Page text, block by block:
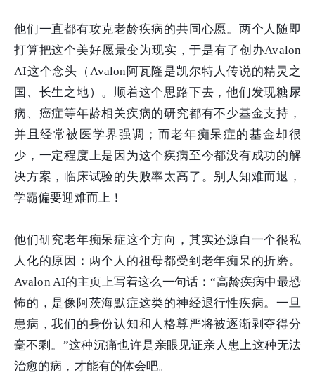
他们一直都有攻克老龄疾病的共同心愿。两个人随即
打算把这个美好愿景变为现实，于是有了创办Avalon
AI这个念头（Avalon阿瓦隆是凯尔特人传说的精灵之
国、长生之地）。顺着这个思路下去，他们发现糖尿
病、癌症等年龄相关疾病的研究都有不少基金支持，
并且经常被医学界强调；而老年痴呆症的基金却很
少，一定程度上是因为这个疾病至今都没有成功的解
决方案，临床试验的失败率太高了。别人知难而退，
学霸偏要迎难而上！
他们研究老年痴呆症这个方向，其实还源自一个很私
人化的原因：两个人的祖母都受到老年痴呆的折磨。
Avalon AI的主页上写着这么一句话：“高龄疾病中最恐
怖的，是像阿茨海默症这类的神经退行性疾病。一旦
患病，我们的身份认知和人格尊严将被逐渐剥夺得分
毫不剩。”这种沉痛也许是亲眼见证亲人患上这种无法
治愈的病，才能有的体会吧。